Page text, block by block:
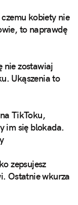
kobiety nie
to naprawdę
nie zostawiaj
Ukąszenia to
TikToku,
im się blokada.
zepsujesz
Ostatnie wkurza